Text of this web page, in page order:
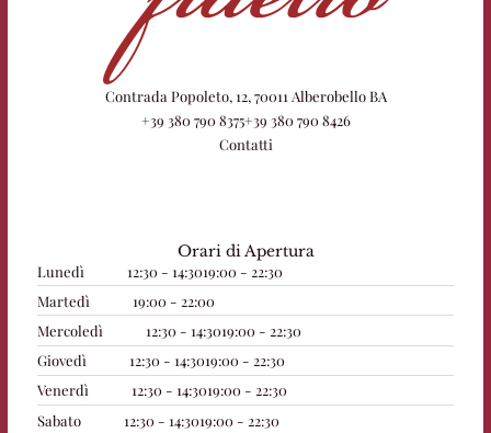
Contrada Popoleto, 12, 70011 Alberobello BA
+39 380 790 8375+39 380 790 8426
Contatti
Orari di Apertura
Lunedì
12:30 - 14:3019:00 - 22:30
Martedì
19:00 - 22:00
Mercoledì
12:30 - 14:3019:00 - 22:30
Giovedì
12:30 - 14:3019:00 - 22:30
Venerdì
12:30 - 14:3019:00 - 22:30
Sabato
12:30 - 14:3019:00 - 22:30